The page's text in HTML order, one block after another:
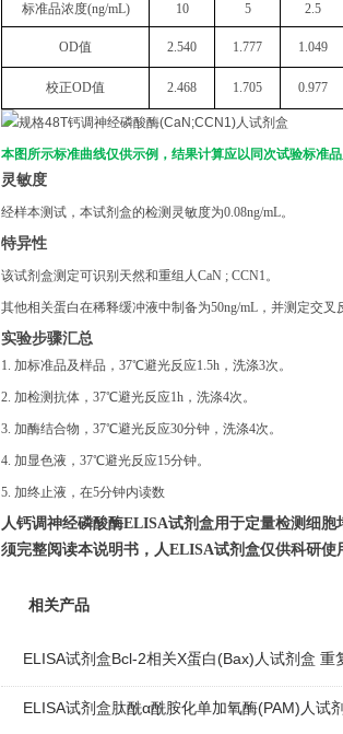
标准品浓度(ng/mL) 10 5 2.5
OD值 2.540 1.777 1.049
校正OD值 2.468 1.705 0.977
本图所示标准曲线仅供示例，结果计算应以同次试验标准
灵敏度
经样本测试，本试剂盒的检测灵敏度为0.08ng/mL。
特异性
该试剂盒测定可识别天然和重组人CaN ; CCN1。
其他相关蛋白在稀释缓冲液中制备为50ng/mL，并测定交叉
实验步骤汇总
1. 加标准品及样品，37℃避光反应1.5h，洗涤3次。
2. 加检测抗体， 37℃避光反应1h，洗涤4次。
3. 加酶结合物， 37℃避光反应30分钟，洗涤4次。
4. 加显色液，37℃避光反应15分钟。
5. 加终止液，在5分钟内读数
人钙调神经磷酸酶ELISA试剂盒用于定量检测细胞
须完整阅读本说明书 ，人ELISA试剂盒仅供科研使
相关产品
ELISA试剂盒Bcl-2相关X蛋白(Bax)人试剂盒 重
ELISA试剂盒肽酰α酰胺化单加氧酶(PAM)人试